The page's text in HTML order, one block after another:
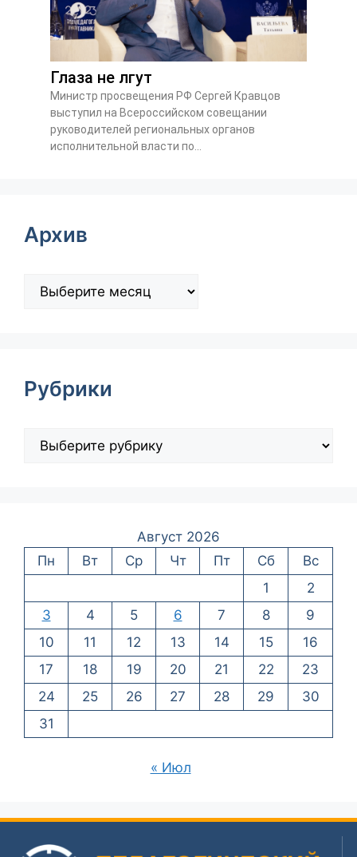
Глаза не лгут
Министр просвещения РФ Сергей Кравцов
выступил на Всероссийском совещании
руководителей региональных органов
исполнительной власти по...
Архив
Рубрики
Август 2026
Пн
Вт Ср Чт Пт Сб
Вс
1
2
3
4 5 6 7 8
9
10
11 12 13 14 15
16
17
18 19 20 21 22
23
24
25 26 27 28 29
30
31
« Июл